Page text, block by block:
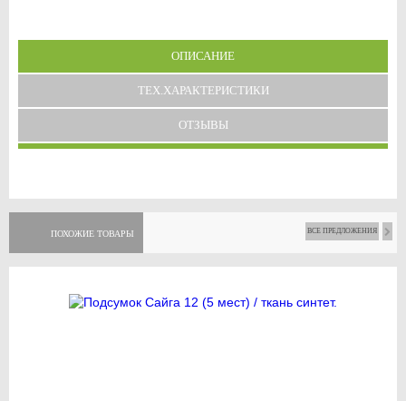
ОПИСАНИЕ
ТЕХ.ХАРАКТЕРИСТИКИ
ОТЗЫВЫ
ПОХОЖИЕ ТОВАРЫ ВСЕ ПРЕДЛОЖЕНИЯ